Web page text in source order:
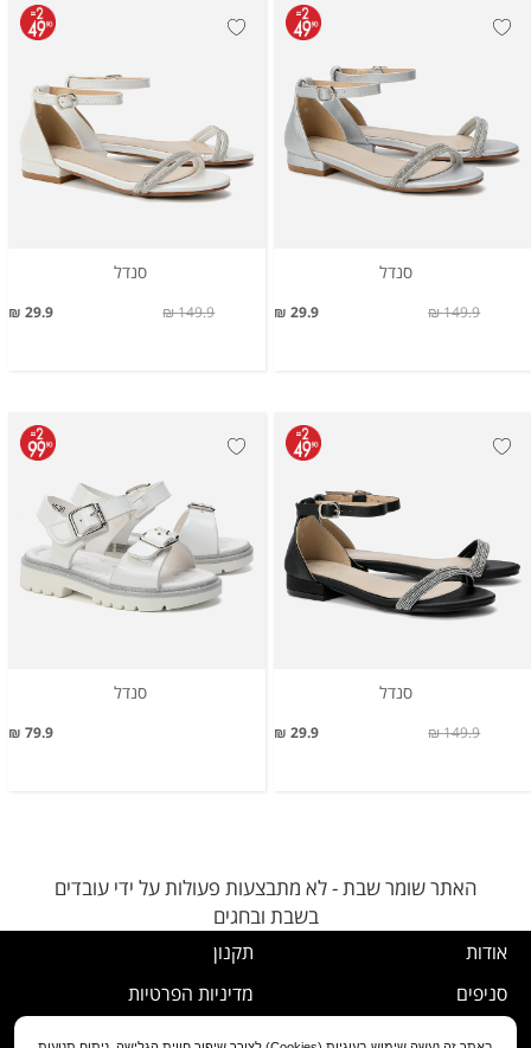
סנדל
29.9 ₪ 149.9 ₪
סנדל
29.9 ₪ 149.9 ₪
סנדל
29.9 ₪ 149.9 ₪
סנדל
79.9 ₪
האתר שומר שבת - לא מתבצעות פעולות על ידי עובדים
בשבת ובחגים
אודות
סניפים
תקנון
מדיניות הפרטיות
נוהל ביטול עסקה